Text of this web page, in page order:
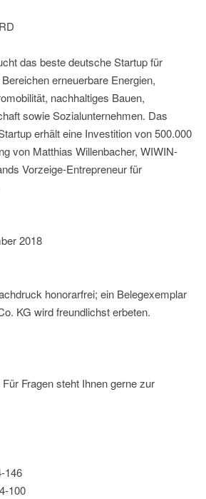
das beste deutsche Startup für
erneuerbare Energien,
nachhaltiges Bauen,
sowie Sozialunternehmen. Das
erhält eine Investition von 500.000
von Matthias Willenbacher, WIWIN-
Vorzeige-Entrepreneur für
2018
honorarfrei; ein Belegexemplar
KG wird freundlichst erbeten.
Fragen steht Ihnen gerne zur
146
100